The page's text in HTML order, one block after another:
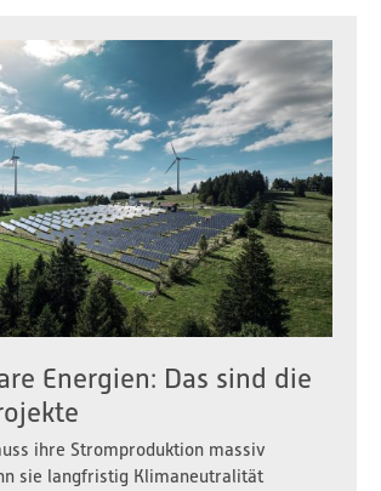
Energien: Das sind die
ihre Stromproduktion massiv
sie langfristig Klimaneutralität